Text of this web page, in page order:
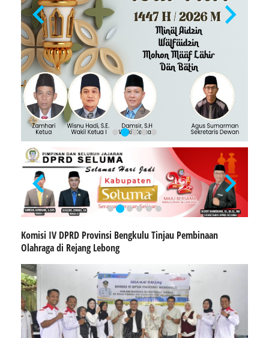
Komisi IV DPRD Provinsi Bengkulu Tinjau Pembinaan
Olahraga di Rejang Lebong